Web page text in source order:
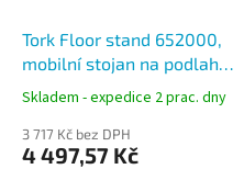
Tork Floor stand 652000,
mobilní stojan na podlahu,
bílá/tyrkysová, W1
Skladem - expedice 2 prac. dny
3 717 Kč bez DPH
4 497,57 Kč